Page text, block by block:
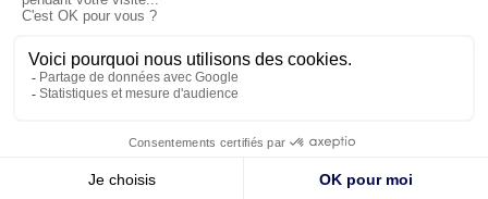
Le pape en Uruguay, Argentine et
Pérou du 6 au 17 novembre 2026
© KTO 2026 — Mentions légales